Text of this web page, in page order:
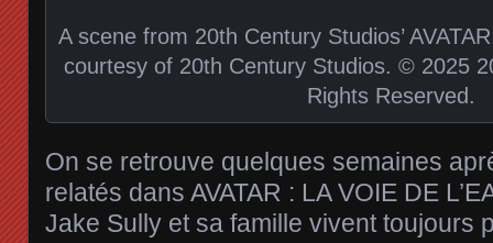
A scene from 20th Century Studios’
courtesy of 20th Century Studios. © 2025
Rights Reserved.
On se retrouve quelques semaines
relatés dans AVATAR : LA VOIE DE
Jake Sully et sa famille vivent toujours